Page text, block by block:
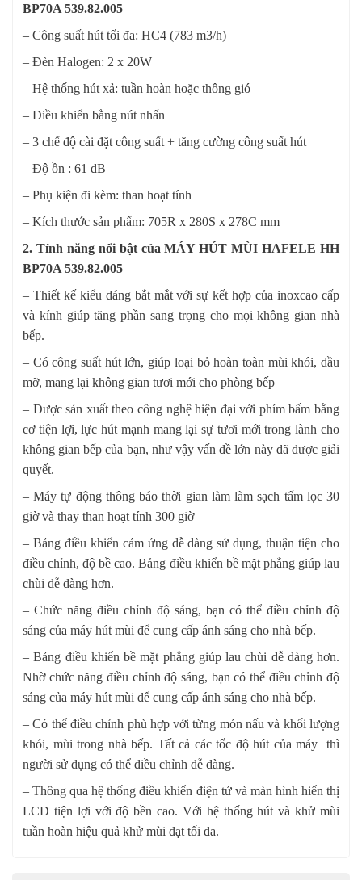
BP70A 539.82.005
– Công suất hút tối đa: HC4 (783 m3/h)
– Đèn Halogen: 2 x 20W
– Hệ thống hút xả: tuần hoàn hoặc thông gió
– Điều khiển bằng nút nhấn
– 3 chế độ cài đặt công suất + tăng cường công suất hút
– Độ ồn : 61 dB
– Phụ kiện đi kèm: than hoạt tính
– Kích thước sản phẩm: 705R x 280S x 278C mm
2. Tính năng nổi bật của MÁY HÚT MÙI HAFELE HH
BP70A 539.82.005
– Thiết kế kiểu dáng bắt mắt với sự kết hợp của inoxcao cấp
và kính giúp tăng phần sang trọng cho mọi không gian nhà
bếp.
– Có công suất hút lớn, giúp loại bỏ hoàn toàn mùi khói, dầu
mỡ, mang lại không gian tươi mới cho phòng bếp
– Được sản xuất theo công nghệ hiện đại với phím bấm bằng
cơ tiện lợi, lực hút mạnh mang lại sự tươi mới trong lành cho
không gian bếp của bạn, như vậy vấn đề lớn này đã được giải
quyết.
– Máy tự động thông báo thời gian làm làm sạch tấm lọc 30
giờ và thay than hoạt tính 300 giờ
– Bảng điều khiển cảm ứng dễ dàng sử dụng, thuận tiện cho
điều chỉnh, độ bề cao. Bảng điều khiển bề mặt phẳng giúp lau
chùi dễ dàng hơn.
– Chức năng điều chỉnh độ sáng, bạn có thể điều chỉnh độ
sáng của máy hút mùi để cung cấp ánh sáng cho nhà bếp.
– Bảng điều khiển bề mặt phẳng giúp lau chùi dễ dàng hơn.
Nhờ chức năng điều chỉnh độ sáng, bạn có thể điều chỉnh độ
sáng của máy hút mùi để cung cấp ánh sáng cho nhà bếp.
– Có thể điều chỉnh phù hợp với từng món nấu và khối lượng
khói, mùi trong nhà bếp. Tất cả các tốc độ hút của máy thì
người sử dụng có thể điều chỉnh dễ dàng.
– Thông qua hệ thống điều khiển điện tử và màn hình hiển thị
LCD tiện lợi với độ bền cao. Với hệ thống hút và khử mùi
tuần hoàn hiệu quả khử mùi đạt tối đa.